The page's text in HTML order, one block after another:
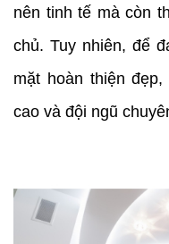
nên tinh tế mà còn
chủ. Tuy nhiên, để
mặt hoàn thiện
cao và đội ngũ